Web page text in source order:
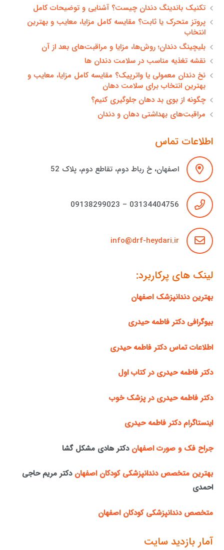
تکنیک باندینگ دندان چیست؟ آشنایی و توضیحات کامل
پروتز متحرک یا ثابت؟ مقایسه کامل مزایا، معایب و بهترین
انتخاب
بلیچینگ دندان؛ روش‌ها، مزایا و مراقبت‌های بعد از آن
نقشه تغذیه مناسب در سلامت دندان ها
نخ دندان معمولی یا واترپیک؟ مقایسه کامل مزایا، معایب و
بهترین انتخاب برای سلامت دهان
چگونه از بوی بد دهان جلوگیری کنیم؟
مراقبت‌های بهداشتی دهان و دندان
اطلاعات تماس
اصفهان، خ رباط دوم، تقاطع دوم، پلاک 52
03134404756 – 09138299023
info@drf-heydari.ir
لینک های پرکاربرد:
بهترین دندانپزشک اصفهان
بیوگرافی دکتر فاطمه حیدری
اطلاعات تماس دکتر فاطمه حیدری
دکتر فاطمه حیدری در کتاب اول
دکتر فاطمه حیدری در پزشک خوب
اینستاگرام دکتر فاطمه حیدری
جراح فک و صورت اصفهان دکتر هادی مشکل گشا
بهترین متخصص دندانپزشکی کودکان اصفهان دکتر مریم حاجی
احمدی
متخصص دندانپزشکی کودکان اصفهان
آمار بازدید سایت